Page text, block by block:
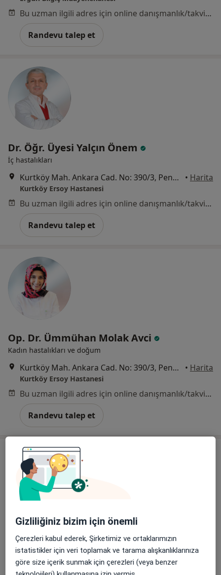
Bu uzman ilgili adres için online danışmanlık/takvim sunmuyor.
Randevu talep et
Dr. Öğr. Üyesi Yalçın Önem
İç hastalıkları
Kurtköy Mah. Ankara Cad. No: 390/3, Pendik • Harita
Kurtköy Ersoy Hastanesi
Bu uzman ilgili adres için online danışmanlık/takvim sunmuyor.
Randevu talep et
Op. Dr. Ümmühan Molak Avci
Kadın hastalıkları ve doğum
Kurtköy Mah. Ankara Cad. No: 390/3, Pendik • Harita
Kurtköy Ersoy Hastanesi
Bu uzman ilgili adres için online danışmanlık/takvim sunmuyor.
Randevu talep et
Uzm. Dr. Güngör Alkan
İç hastalıkları
5 görüş
Gizliliğiniz bizim için önemli
Çerezleri kabul ederek, Şirketimiz ve ortaklarımızın
istatistikler için veri toplamak ve tarama alışkanlıklarınıza
göre size içerik sunmak için çerezleri (veya benzer